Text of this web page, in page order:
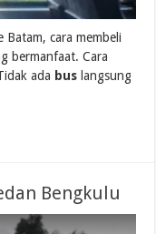
Batam, cara membeli
bermanfaat. Cara
ada bus langsung
Bengkulu